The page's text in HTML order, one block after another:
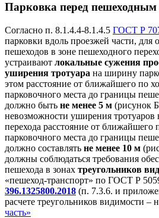
Парковка перед пешеходным
Согласно п. 8.1.4.4-8.1.4.5 ГОСТ Р
парковки вдоль проезжей части, для
пешеходов в зоне пешеходного
устраивают локальные сужения
уширения тротуара на ширину
этом расстояние от ближайшего по
парковочного места до границы
должно быть не менее 5 м (рисунок
невозможности уширения тротуаров
перехода расстояние от ближайшего
парковочного места до границы
должно составлять не менее 10 м
должны соблюдаться требования
пешехода в зонах треугольников
«пешеход-транспорт» по ГОСТ Р
396.1325800.2018 (п. 7.3.6. и
расчете треугольников видимости –
часть»